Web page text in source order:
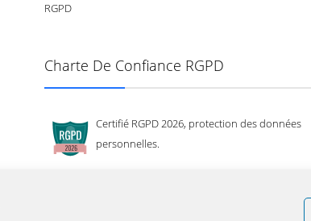
RGPD
Charte De Confiance RGPD
Certifié RGPD 2026, protection des données
personnelles.